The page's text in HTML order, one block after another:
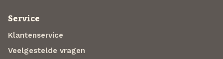
Service
Klantenservice
Veelgestelde vragen